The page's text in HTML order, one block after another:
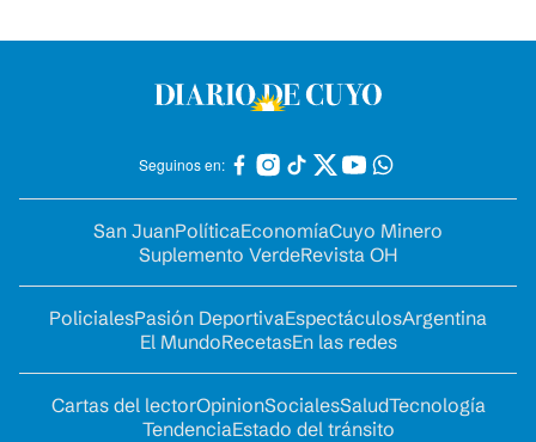
Seguinos en:
San JuanPolíticaEconomíaCuyo Minero
Suplemento VerdeRevista OH
PolicialesPasión DeportivaEspectáculosArgentina
El MundoRecetasEn las redes
Cartas del lectorOpinionSocialesSaludTecnología
TendenciaEstado del tránsito